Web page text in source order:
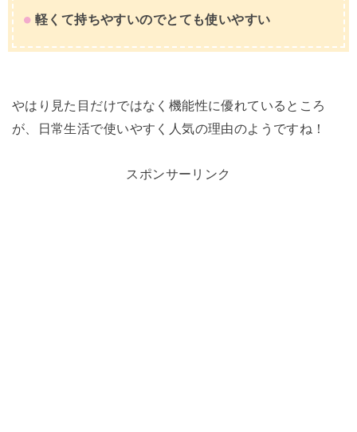
軽くて持ちやすいのでとても使いやすい
やはり見た目だけではなく機能性に優れているところ
が、日常生活で使いやすく人気の理由のようですね！
スポンサーリンク